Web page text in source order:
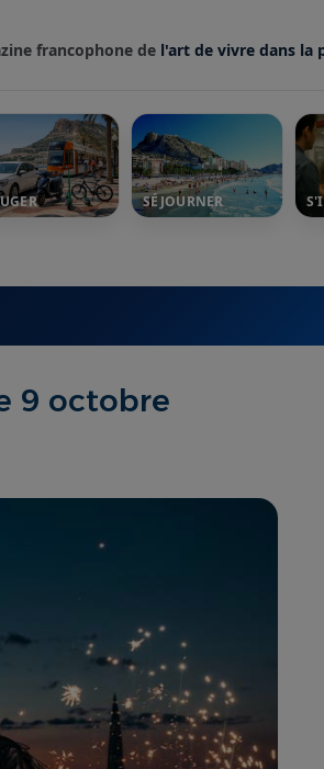
francophone de l'art de vivre dans la
SÉJOURNER
9 octobre